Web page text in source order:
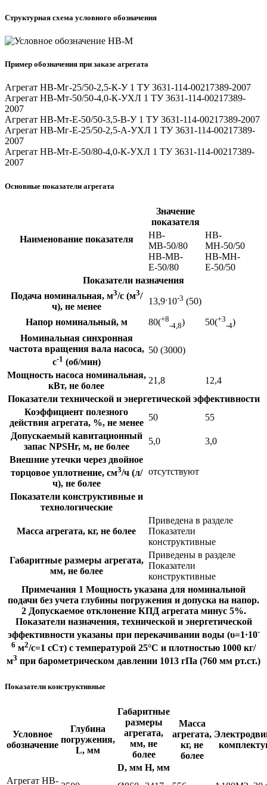
Структурная схема условного обозначения
Пример обозначения при заказе агрегата
Агрегат НВ-Мг-25/50-2,5-К-У 1 ТУ 3631-114-00217389-2007
Агрегат НВ-Мт-50/50-4,0-К-УХЛ 1 ТУ 3631-114-00217389-
2007
Агрегат НВ-Мт-Е-50/50-3,5-В-У 1 ТУ 3631-114-00217389-2007
Агрегат НВ-Мг-Е-25/50-2,5-А-УХЛ 1 ТУ 3631-114-00217389-
2007
Агрегат НВ-Мт-Е-50/80-4,0-К-УХЛ 1 ТУ 3631-114-00217389-
2007
Основные показатели агрегата
Наименование показателя
Значение
показателя
НВ-
МВ-50/80
НВ-МВ-
Е-50/80
НВ-
МН-50/50
НВ-МН-
Е-50/50
Показатели назначения
Подача номинальная, м3/с (м3/
ч), не менее
13,9ˑ10-3 (50)
Напор номинальный, м 80(+8
-4,8) 50(+3
-4)
Номинальная синхронная
частота вращения вала насоса,
с-1 (об/мин)
50 (3000)
Мощность насоса номинальная,
кВт, не более
21,8
12,4
Показатели технической и энергетической эффективности
Коэффициент полезного
действия агрегата, %, не менее
50
55
Допускаемый кавитационный
запас NPSHr, м, не более
5,0
3,0
Внешние утечки через двойное
торцовое уплотнение, см3/ч (л/
ч), не более
отсутствуют
Показатели конструктивные и
технологические
Масса агрегата, кг, не более
Приведена в разделе
Показатели
конструктивные
Габаритные размеры агрегата,
мм, не более
Приведены в разделе
Показатели
конструктивные
Примечания 1 Мощность указана для номинальной
подачи без учета глубины погружения и допуска на напор.
2 Допускаемое отклонение КПД агрегата минус 5%.
Показатели назначения, технической и энергетической
эффективности указаны при перекачивании воды (υ=1·10-
6 м2/с=1 сСт) с температурой 25°С и плотностью 1000 кг/
м3 при барометрическом давлении 1013 гПа (760 мм рт.ст.)
Показатели конструктивные
Условное
обозначение
Глубина
погружения,
L, мм
Габаритные
размеры
агрегата,
мм, не
более
Масса
агрегата,
кг, не
более
D, мм Н, мм
Агрегат НВ-